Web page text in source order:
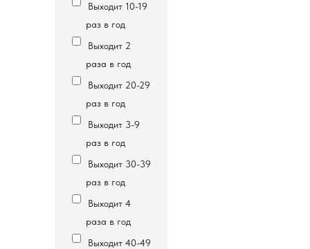
Выходит 10-19
раз в год
Выходит 2
раза в год
Выходит 20-29
раз в год
Выходит 3-9
раз в год
Выходит 30-39
раз в год
Выходит 4
раза в год
Выходит 40-49